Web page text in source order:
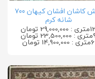
فرش کاشان افشان کیهان ۷۰۰
شانه کرم
12متری : 29,000,000 تومان
تومان
6متری : 14,900,000 تومان